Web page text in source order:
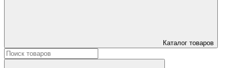
Каталог товаров
Искать: